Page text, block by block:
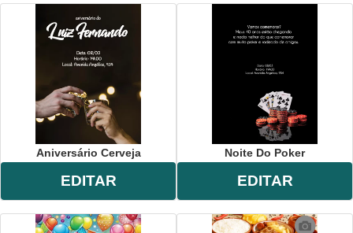
Aniversário Cerveja
EDITAR
Noite Do Poker
EDITAR